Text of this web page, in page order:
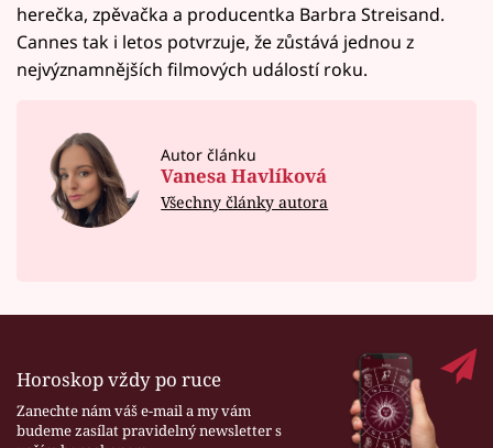
herečka, zpěvačka a producentka Barbra Streisand.
Cannes tak i letos potvrzuje, že zůstává jednou z
nejvýznamnějších filmových událostí roku.
Autor článku
Vanesa Havlíková
Všechny články autora
Horoskop vždy po ruce
Zanechte nám váš e-mail a my vám
budeme zasílat pravidelný newsletter s